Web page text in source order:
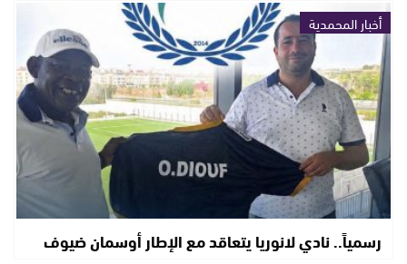
أخبار المحمدية
رسمياً.. نادي لانوريا يتعاقد مع الإطار أوسمان ضيوف